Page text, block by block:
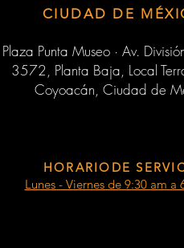
CIUDAD DE
Plaza Punta Museo · Av.
3572, Planta Baja, Local
Coyoacán, Ciudad de
HORARIODE
Lunes - Viernes de 9:30 am a